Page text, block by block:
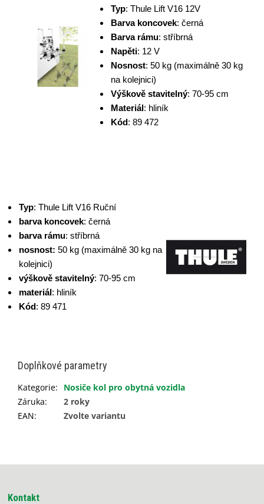
Typ: Thule Lift V16 12V
Barva koncovek: černá
Barva rámu: stříbrná
Napěti: 12 V
Nosnost: 50 kg (maximálně 30 kg
na kolejnici)
Výškově stavitelný: 70-95 cm
Materiál: hliník
Kód: 89 472
Typ: Thule Lift V16 Ruční
barva koncovek: černá
barva rámu: stříbrná
nosnost: 50 kg (maximálně 30 kg na
kolejnici)
výškově stavitelný: 70-95 cm
materiál: hliník
Kód: 89 471
Doplňkové parametry
Kategorie:
Nosiče kol pro obytná vozidla
Záruka:
2 roky
EAN: Zvolte variantu
Kontakt